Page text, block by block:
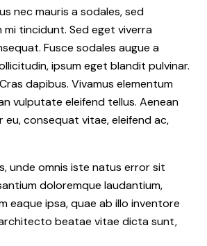
nec mauris a sodales, sed
mi tincidunt. Sed eget viverra
Fusce sodales augue a
ipsum eget blandit pulvinar.
dapibus. Vivamus elementum
vulputate eleifend tellus. Aenean
consequat vitae, eleifend ac,
unde omnis iste natus error sit
doloremque laudantium,
eaque ipsa, quae ab illo inventore
beatae vitae dicta sunt,